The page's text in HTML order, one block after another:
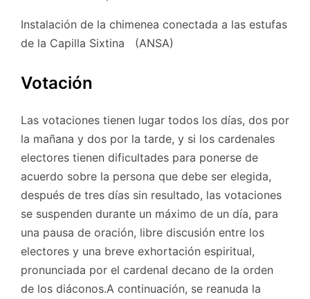
Instalación de la chimenea conectada a las estufas
de la Capilla Sixtina (ANSA)
Votación
Las votaciones tienen lugar todos los días, dos por
la mañana y dos por la tarde, y si los cardenales
electores tienen dificultades para ponerse de
acuerdo sobre la persona que debe ser elegida,
después de tres días sin resultado, las votaciones
se suspenden durante un máximo de un día, para
una pausa de oración, libre discusión entre los
electores y una breve exhortación espiritual,
pronunciada por el cardenal decano de la orden
de los diáconos.A continuación, se reanuda la